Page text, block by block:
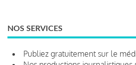
NOS SERVICES
Publiez gratuitement sur le